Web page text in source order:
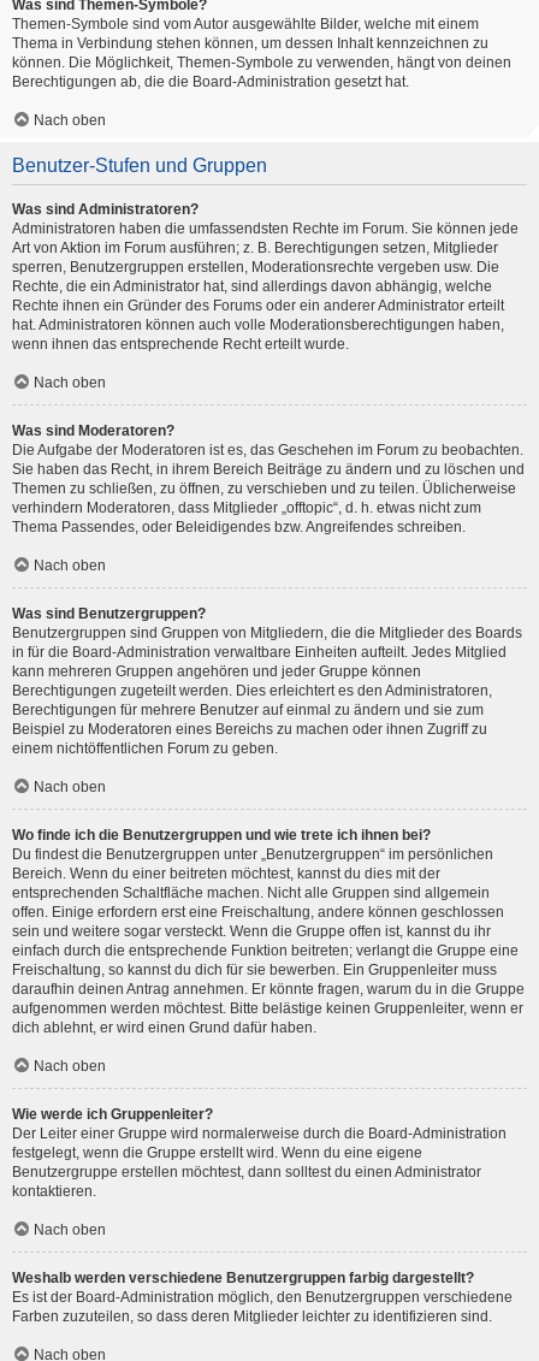
Was sind Themen-Symbole?
Themen-Symbole sind vom Autor ausgewählte Bilder, welche mit einem
Thema in Verbindung stehen können, um dessen Inhalt kennzeichnen zu
können. Die Möglichkeit, Themen-Symbole zu verwenden, hängt von deinen
Berechtigungen ab, die die Board-Administration gesetzt hat.
Nach oben
Benutzer-Stufen und Gruppen
Was sind Administratoren?
Administratoren haben die umfassendsten Rechte im Forum. Sie können jede
Art von Aktion im Forum ausführen; z. B. Berechtigungen setzen, Mitglieder
sperren, Benutzergruppen erstellen, Moderationsrechte vergeben usw. Die
Rechte, die ein Administrator hat, sind allerdings davon abhängig, welche
Rechte ihnen ein Gründer des Forums oder ein anderer Administrator erteilt
hat. Administratoren können auch volle Moderationsberechtigungen haben,
wenn ihnen das entsprechende Recht erteilt wurde.
Nach oben
Was sind Moderatoren?
Die Aufgabe der Moderatoren ist es, das Geschehen im Forum zu beobachten.
Sie haben das Recht, in ihrem Bereich Beiträge zu ändern und zu löschen und
Themen zu schließen, zu öffnen, zu verschieben und zu teilen. Üblicherweise
verhindern Moderatoren, dass Mitglieder „offtopic“, d. h. etwas nicht zum
Thema Passendes, oder Beleidigendes bzw. Angreifendes schreiben.
Nach oben
Was sind Benutzergruppen?
Benutzergruppen sind Gruppen von Mitgliedern, die die Mitglieder des Boards
in für die Board-Administration verwaltbare Einheiten aufteilt. Jedes Mitglied
kann mehreren Gruppen angehören und jeder Gruppe können
Berechtigungen zugeteilt werden. Dies erleichtert es den Administratoren,
Berechtigungen für mehrere Benutzer auf einmal zu ändern und sie zum
Beispiel zu Moderatoren eines Bereichs zu machen oder ihnen Zugriff zu
einem nichtöffentlichen Forum zu geben.
Nach oben
Wo finde ich die Benutzergruppen und wie trete ich ihnen bei?
Du findest die Benutzergruppen unter „Benutzergruppen“ im persönlichen
Bereich. Wenn du einer beitreten möchtest, kannst du dies mit der
entsprechenden Schaltfläche machen. Nicht alle Gruppen sind allgemein
offen. Einige erfordern erst eine Freischaltung, andere können geschlossen
sein und weitere sogar versteckt. Wenn die Gruppe offen ist, kannst du ihr
einfach durch die entsprechende Funktion beitreten; verlangt die Gruppe eine
Freischaltung, so kannst du dich für sie bewerben. Ein Gruppenleiter muss
daraufhin deinen Antrag annehmen. Er könnte fragen, warum du in die Gruppe
aufgenommen werden möchtest. Bitte belästige keinen Gruppenleiter, wenn er
dich ablehnt, er wird einen Grund dafür haben.
Nach oben
Wie werde ich Gruppenleiter?
Der Leiter einer Gruppe wird normalerweise durch die Board-Administration
festgelegt, wenn die Gruppe erstellt wird. Wenn du eine eigene
Benutzergruppe erstellen möchtest, dann solltest du einen Administrator
kontaktieren.
Nach oben
Weshalb werden verschiedene Benutzergruppen farbig dargestellt?
Es ist der Board-Administration möglich, den Benutzergruppen verschiedene
Farben zuzuteilen, so dass deren Mitglieder leichter zu identifizieren sind.
Nach oben